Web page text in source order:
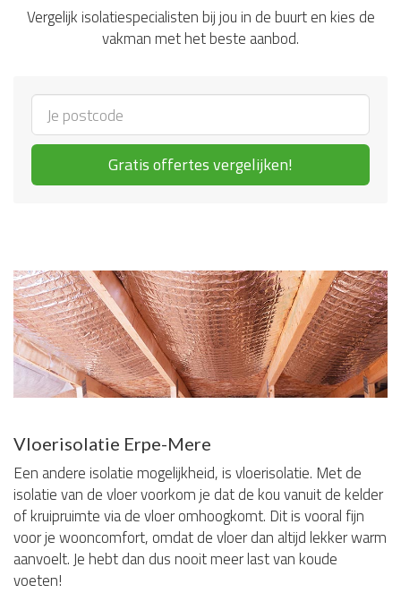
Vergelijk isolatiespecialisten bij jou in de buurt en kies de
vakman met het beste aanbod.
Gratis offertes vergelijken!
Vloerisolatie Erpe-Mere
Een andere isolatie mogelijkheid, is vloerisolatie. Met de
isolatie van de vloer voorkom je dat de kou vanuit de kelder
of kruipruimte via de vloer omhoogkomt. Dit is vooral fijn
voor je wooncomfort, omdat de vloer dan altijd lekker warm
aanvoelt. Je hebt dan dus nooit meer last van koude
voeten!